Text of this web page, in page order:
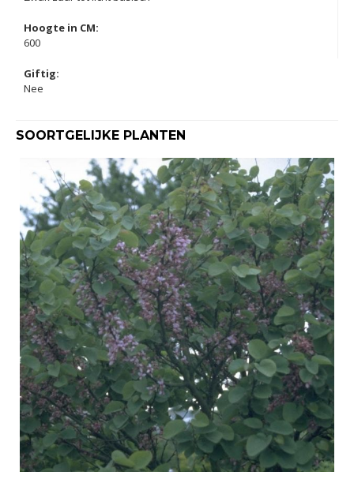
Hoogte in CM:
600
Giftig:
Nee
SOORTGELIJKE PLANTEN